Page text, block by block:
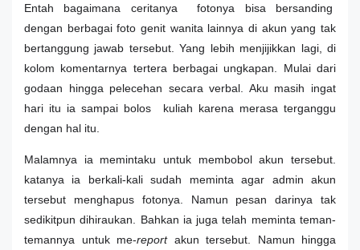
Entah bagaimana ceritanya fotonya bisa bersanding
dengan berbagai foto genit wanita lainnya di akun yang tak
bertanggung jawab tersebut. Yang lebih menjijikkan lagi, di
kolom komentarnya tertera berbagai ungkapan. Mulai dari
godaan hingga pelecehan secara verbal. Aku masih ingat
hari itu ia sampai bolos kuliah karena merasa terganggu
dengan hal itu.
Malamnya ia memintaku untuk membobol akun tersebut.
katanya ia berkali-kali sudah meminta agar admin akun
tersebut menghapus fotonya. Namun pesan darinya tak
sedikitpun dihiraukan. Bahkan ia juga telah meminta teman-
temannya untuk me-reportakun tersebut. Namun hingga